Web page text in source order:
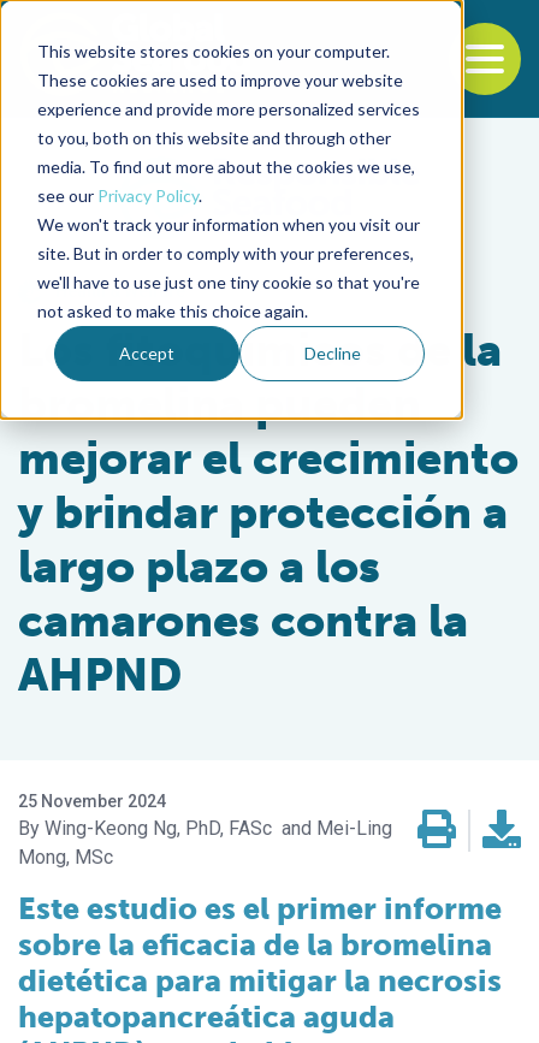
This website stores cookies on your computer.
These cookies are used to improve your website
experience and provide more personalized services
to you, both on this website and through other
media. To find out more about the cookies we use,
see our Privacy Policy.
We won't track your information when you visit our
site. But in order to comply with your preferences,
we'll have to use just one tiny cookie so that you're
not asked to make this choice again.
Accept Decline
Back to the start of the nav
Jump to the end of the navigation
Health & Welfare
Los fitoquímicos de la
bromelina pueden
mejorar el crecimiento
y brindar protección a
largo plazo a los
camarones contra la
AHPND
25 November 2024
Wing-Keong Ng, PhD, FASc
Mei-Ling
Mong, MSc
Este estudio es el primer informe
sobre la eficacia de la bromelina
dietética para mitigar la necrosis
hepatopancreática aguda